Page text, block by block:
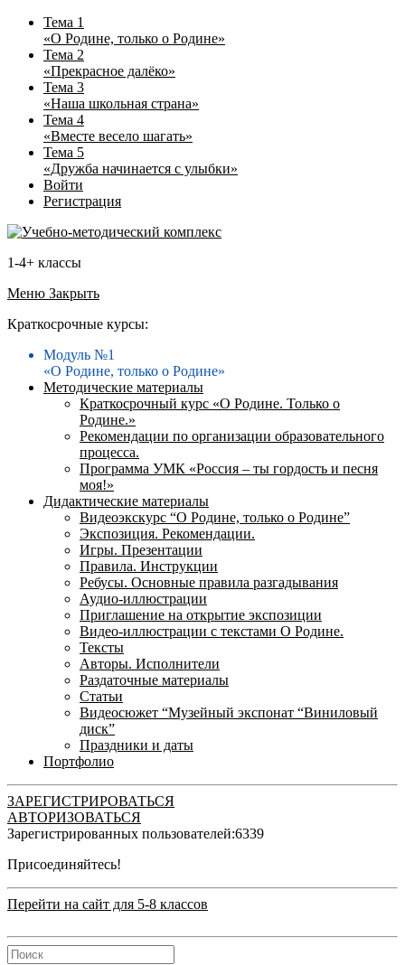
Тема 1
«О Родине, только о Родине»
Тема 2
«Прекрасное далёко»
Тема 3
«Наша школьная страна»
Тема 4
«Вместе весело шагать»
Тема 5
«Дружба начинается с улыбки»
Войти
Регистрация
1-4+ классы
Меню Закрыть
Краткосрочные курсы:
Модуль №1
«О Родине, только о Родине»
Методические материалы
Краткосрочный курс «О Родине. Только о
Родине.»
Рекомендации по организации образовательного
процесса.
Программа УМК «Россия – ты гордость и песня
моя!»
Дидактические материалы
Видеоэкскурс “О Родине, только о Родине”
Экспозиция. Рекомендации.
Игры. Презентации
Правила. Инструкции
Ребусы. Основные правила разгадывания
Аудио-иллюстрации
Приглашение на открытие экспозиции
Видео-иллюстрации с текстами О Родине.
Тексты
Авторы. Исполнители
Раздаточные материалы
Статьи
Видеосюжет “Музейный экспонат “Виниловый
диск”
Праздники и даты
Портфолио
ЗАРЕГИСТРИРОВАТЬСЯ
АВТОРИЗОВАТЬСЯ
Зарегистрированных пользователей:6339
Присоединяйтесь!
Перейти на сайт для 5-8 классов